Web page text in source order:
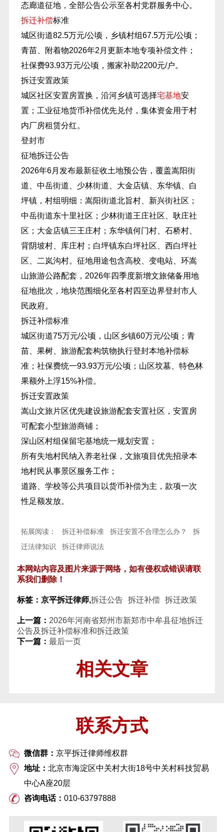
态廊道征地，全部公告公示至各村党群服务中心。
拆迁补偿标准
城区街道82.5万元/公顷，乡镇村组67.5万元/公顷；
青苗、附着物2026年2月更新本地专项补偿文件；
社保费93.93万元/公顷，搬家补助2200元/户。
拆迁安置政策
城区社区安置房置换，沿河乡镇可选择宅基地安
置；工业征地货币补偿优先兑付，集体资金用于村
内厂房租赁分红。
登封市
征地拆迁公告
2026年6月发布最新征收土地预公告，覆盖嵩阳街
道、中岳街道、少林街道、大金店镇、东华镇、白
坪镇，村组明细：嵩阳街道北旨村、新兴街社区；
中岳街道东十里社区；少林街道王庄社区、耿庄社
区；大金店镇三王庄村；东华镇何门村、石桥村、
背阴坡村、库庄村；白坪镇东白坪社区、西白坪社
区、二岚沟村。征地用途包含高校、变电站、环嵩
山旅游公路配套，2026年四季度新增文旅储备用地
征地批次，地块范围细化至各村四至边界登封市人
民政府。
拆迁补偿标准
城区街道75万元/公顷，山区乡镇60万元/公顷；青
苗、果树、旅游配套构筑物执行登封本地补偿标
准；社保费统一93.93万元/公顷；山区坟墓、特色林
果额外上浮15%补偿。
拆迁安置政策
嵩山文旅片区优先建设旅游配套安置社区，安置房
可配套小型旅游商铺；
深山区村组保留宅基地统一规划安置；
所有失地村民纳入养老社保，文旅项目优先招录本
地村民从事景区服务工作；
道路、学校等公共项目以货币补偿为主，款项一次
性足额发放。
拓展阅读： 拆迁补偿标准 拆迁安置不合理怎么办？
拆
迁法律知识
拆迁律师说法
本网站内容及图片来源于网络，如有侵权或错误请联
系我们删除！
标签：京平拆迁律师,拆迁公告 拆迁补偿 拆迁政策
上一篇： 2026年河南省郑州市新郑市中牟县征地拆迁
公告及拆迁补偿标准和拆迁政策
下一篇：最后一页
相关文章
联系方式
微信群： 京平拆迁律师维权群
地址： 北京市海淀区中关村大街18号中关村科技贸易
中心A座20层
咨询电话： 010-63797888